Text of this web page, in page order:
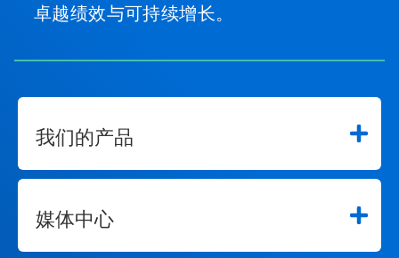
卓越绩效与可持续增长。
我们的产品
媒体中心